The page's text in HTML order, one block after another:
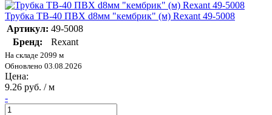
Трубка ТВ-40 ПВХ d8мм "кембрик" (м) Rexant 49-5008
Артикул: 49-5008
Бренд:
Rexant
На складе 2099 м
Обновлено 03.08.2026
Цена:
9.26 руб. / м
-